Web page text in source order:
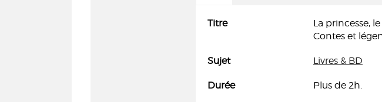
Titre
La princesse,
Contes et
Sujet Livres & BD
Durée Plus de 2h.